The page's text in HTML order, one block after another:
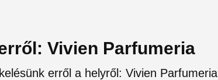
Vivien Parfumeria
erről a helyről: Vivien Parfumeria